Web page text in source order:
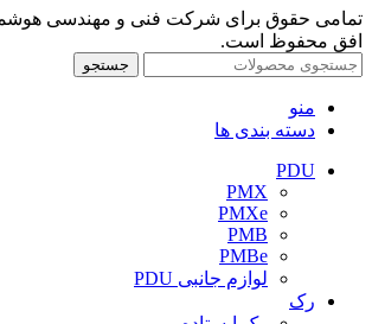
تمامی حقوق برای شرکت فنی و مهندسی
افق محفوظ است.
جستجو
منو
دسته بندی ها
PDU
PMX
PMXe
PMB
PMBe
لوازم جانبی PDU
رک